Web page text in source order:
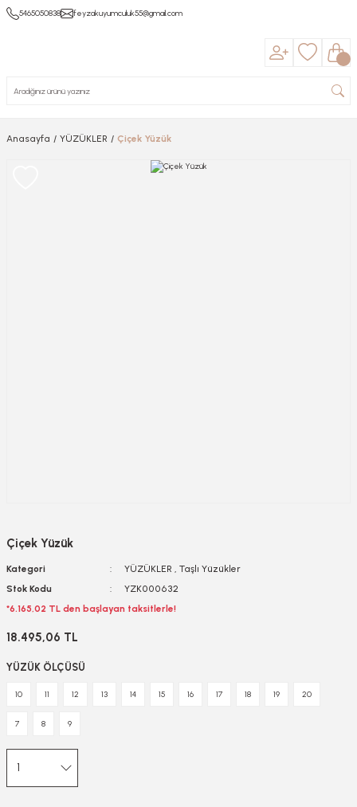
5465050838 feyzakuyumculuk55@gmail.com
Anasayfa YÜZÜKLER Çiçek Yüzük
Çiçek Yüzük
Kategori YÜZÜKLER , Taşlı Yüzükler
Stok Kodu
YZK000632
*6.165,02 TL den başlayan taksitlerle!
18.495,06 TL
YÜZÜK ÖLÇÜSÜ
10 11 12 13 14 15 16 17 18 19 20
7 8 9